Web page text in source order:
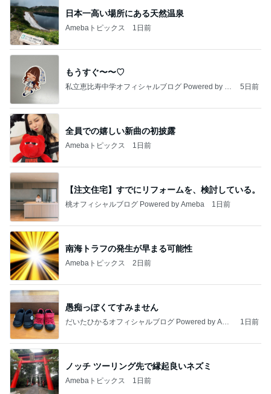
日本一高い場所にある天然温泉
Amebaトピックス 1日前
もうすぐ〜〜♡
私立恵比寿中学オフィシャルブログ Powered by A
5日前
全員での嬉しい新曲の初披露
Amebaトピックス 1日前
【注文住宅】すでにリフォームを、検討している。
桃オフィシャルブログ Powered by Ameba 1日前
南海トラフの発生が早まる可能性
Amebaトピックス 2日前
愚痴っぽくてすみません
だいたひかるオフィシャルブログ Powered by Ame
1日前
ノッチ ツーリング先で縁起良いネズミ
Amebaトピックス 1日前